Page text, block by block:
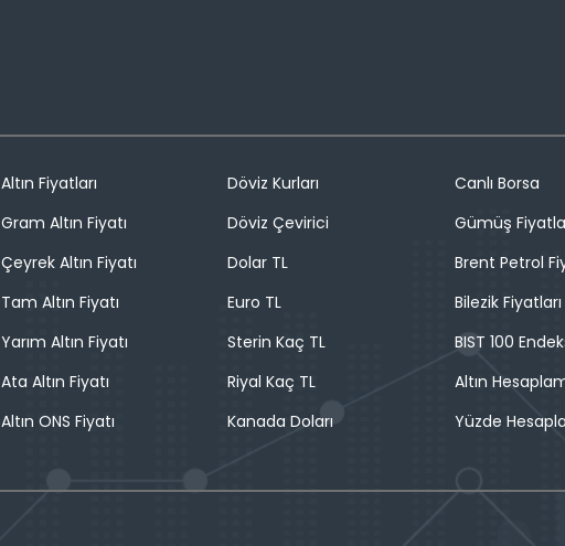
Altın Fiyatları
Gram Altın Fiyatı
Çeyrek Altın Fiyatı
Tam Altın Fiyatı
Yarım Altın Fiyatı
Ata Altın Fiyatı
Altın ONS Fiyatı
Döviz Kurları
Döviz Çevirici
Dolar TL
Euro TL
Sterin Kaç TL
Riyal Kaç TL
Kanada Doları
Canlı Borsa
Gümüş
Brent Petrol
Bilezik Fiyatları
BIST 100
Altın
Yüzde